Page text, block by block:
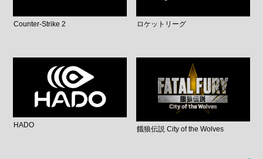
Counter-Strike 2 ロケットリーグ
HADO
餓狼伝説 City of the Wolves